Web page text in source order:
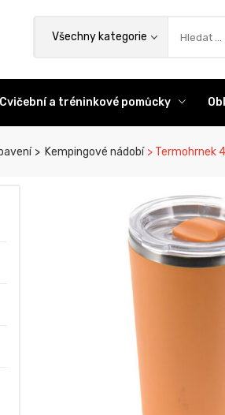
Všechny kategorie
Cvičební a tréninkové pomůcky
Kempingové nádobí Termohrnek